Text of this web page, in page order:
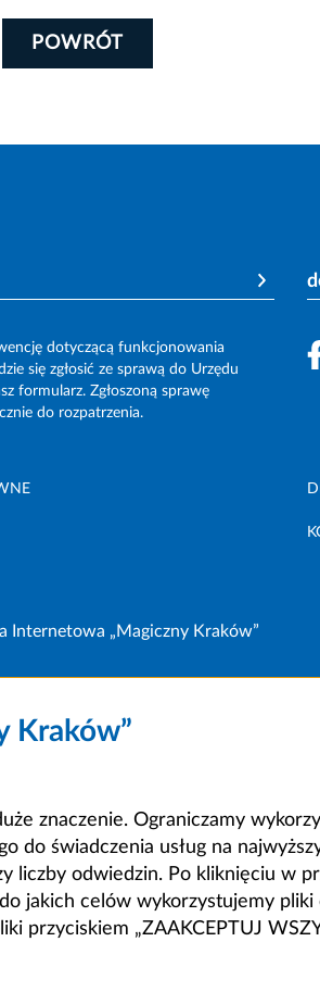
POWRÓT
dotyczącą funkcjonowania
się zgłosić ze sprawą do Urzędu
formularz. Zgłoszoną sprawę
do rozpatrzenia.
Internetowa „Magiczny Kraków”
Kraków”
znaczenie. Ograniczamy
do świadczenia usług na
liczby odwiedzin. Po kliknięciu w
jakich celów wykorzystujemy pliki
przyciskiem „ZAAKCEPTUJ